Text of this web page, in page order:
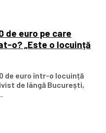
de euro pe care
o? „Este o locuință
de euro într-o locuință
de lângă București,